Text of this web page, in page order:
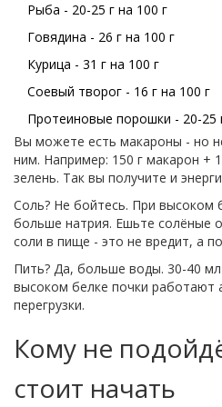
Рыба - 20-25 г на 100 г
Говядина - 26 г на 100 г
Курица - 31 г на 100 г
Соевый творог - 16 г на 100 г
Протеиновые порошки - 20-25
Вы можете есть макароны - но
ним. Например: 150 г макарон +
зелень. Так вы получите и
Соль? Не бойтесь. При высоком
больше натрия. Ешьте солёные
соли в пище - это не вредит, а
Пить? Да, больше воды. 30-40
высоком белке почки работают
перегрузки.
Кому не
стоит начать